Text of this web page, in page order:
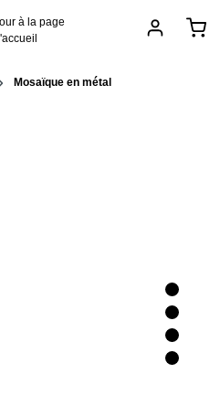
Mosaïque en métal